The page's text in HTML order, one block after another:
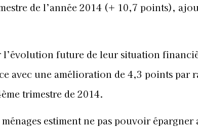
de l’année 2014 (+ 10,7 points),
l’évolution future de leur situation
avec une amélioration de 4,3 points par
trimestre de 2014.
estiment ne pas pouvoir épargner